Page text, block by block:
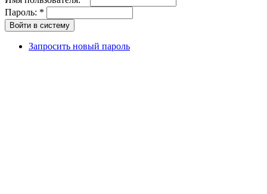
Пароль: *
Запросить новый пароль